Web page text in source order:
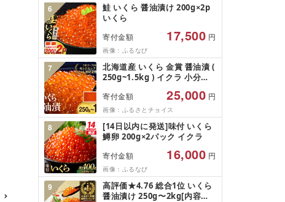
ック 人気 ランキング グルメ
醤油漬 コスパ 海鮮丼 北海道
釧路市
6
鮭 いくら 醤油漬け 200g×2p
いくら
寄付金額 17,500 円
画像：ふるなび
7
北海道産 いくら 金賞 醤油漬 (
250g~1.5kg ) イクラ 小分け
け サケ 鮭 鮭いくら 鮭イクラ
いくら醤油漬 醤油漬け 醤油い
くら 醤油イクラ いくら北海道
魚卵 天然 いくら醤油漬け
ikura 冷凍 冷凍いくら 冷凍
イクラ 鮭卵 魚介類 魚貝類 海
鮮 本場 ちらし寿司 ごほうび
贈答 いくら 醤油いくら いく
ら醤油漬け 北海道 標津町
寄付金額 25,000 円
画像：ふるさとチョイス
8
[14日以内に発送]味付 いくら
鱒卵 200g×2パック イクラ
寄付金額 16,000 円
画像：ふるなび
9
高評価★4.76 総合1位 いくら
醤油漬け 250g〜2kg[内容量